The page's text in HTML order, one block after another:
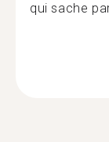
qui sache